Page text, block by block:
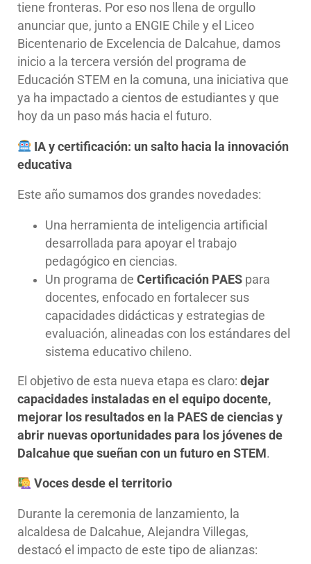
tiene fronteras. Por eso nos llena de orgullo
anunciar que, junto a ENGIE Chile y el Liceo
Bicentenario de Excelencia de Dalcahue, damos
inicio a la tercera versión del programa de
Educación STEM en la comuna, una iniciativa que
ya ha impactado a cientos de estudiantes y que
hoy da un paso más hacia el futuro.
IA y certificación: un salto hacia la innovación
educativa
Este año sumamos dos grandes novedades:
Una herramienta de inteligencia artificial
desarrollada para apoyar el trabajo
pedagógico en ciencias.
Un programa de Certificación PAES para
docentes, enfocado en fortalecer sus
capacidades didácticas y estrategias de
evaluación, alineadas con los estándares del
sistema educativo chileno.
El objetivo de esta nueva etapa es claro: dejar
capacidades instaladas en el equipo docente,
mejorar los resultados en la PAES de ciencias y
abrir nuevas oportunidades para los jóvenes de
Dalcahue que sueñan con un futuro en STEM.
Voces desde el territorio
Durante la ceremonia de lanzamiento, la
alcaldesa de Dalcahue, Alejandra Villegas,
destacó el impacto de este tipo de alianzas: